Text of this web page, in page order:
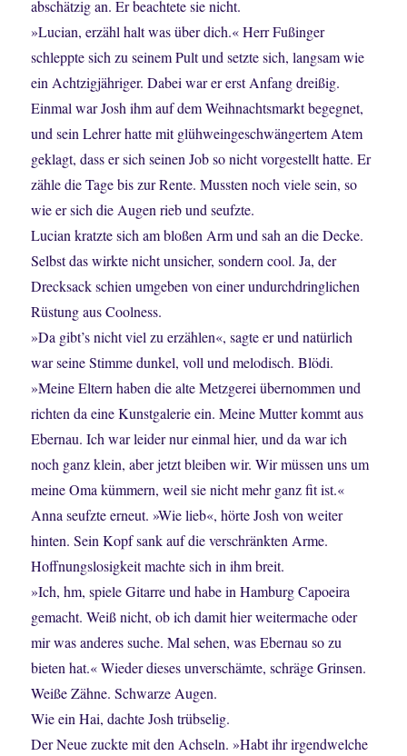
abschätzig an. Er beachtete sie nicht.
»Lucian, erzähl halt was über dich.« Herr Fußinger
schleppte sich zu seinem Pult und setzte sich, langsam wie
ein Achtzigjähriger. Dabei war er erst Anfang dreißig.
Einmal war Josh ihm auf dem Weihnachtsmarkt begegnet,
und sein Lehrer hatte mit glühweingeschwängertem Atem
geklagt, dass er sich seinen Job so nicht vorgestellt hatte. Er
zähle die Tage bis zur Rente. Mussten noch viele sein, so
wie er sich die Augen rieb und seufzte.
Lucian kratzte sich am bloßen Arm und sah an die Decke.
Selbst das wirkte nicht unsicher, sondern cool. Ja, der
Drecksack schien umgeben von einer undurchdringlichen
Rüstung aus Coolness.
»Da gibt’s nicht viel zu erzählen«, sagte er und natürlich
war seine Stimme dunkel, voll und melodisch. Blödi.
»Meine Eltern haben die alte Metzgerei übernommen und
richten da eine Kunstgalerie ein. Meine Mutter kommt aus
Ebernau. Ich war leider nur einmal hier, und da war ich
noch ganz klein, aber jetzt bleiben wir. Wir müssen uns um
meine Oma kümmern, weil sie nicht mehr ganz fit ist.«
Anna seufzte erneut. »Wie lieb«, hörte Josh von weiter
hinten. Sein Kopf sank auf die verschränkten Arme.
Hoffnungslosigkeit machte sich in ihm breit.
»Ich, hm, spiele Gitarre und habe in Hamburg Capoeira
gemacht. Weiß nicht, ob ich damit hier weitermache oder
mir was anderes suche. Mal sehen, was Ebernau so zu
bieten hat.« Wieder dieses unverschämte, schräge Grinsen.
Weiße Zähne. Schwarze Augen.
Wie ein Hai, dachte Josh trübselig.
Der Neue zuckte mit den Achseln. »Habt ihr irgendwelche